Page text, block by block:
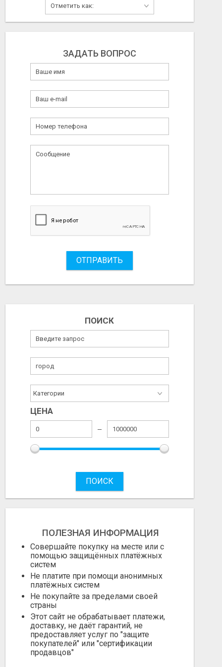
ЗАДАТЬ ВОПРОС
ОТПРАВИТЬ
ПОИСК
ЦЕНА
ПОИСК
ПОЛЕЗНАЯ ИНФОРМАЦИЯ
Совершайте покупку на месте или с
помощью защищённых платёжных
систем
Не платите при помощи анонимных
платёжных систем
Не покупайте за пределами своей
страны
Этот сайт не обрабатывает платежи,
доставку, не даёт гарантий, не
предоставляет услуг по "защите
покупателей" или "сертификации
продавцов"